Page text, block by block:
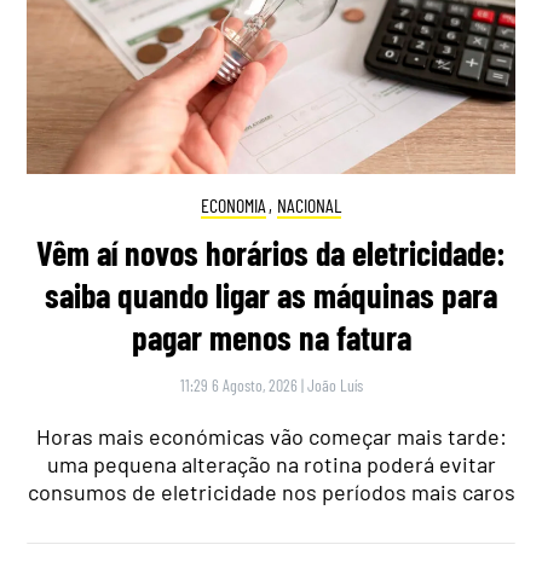
ECONOMIA , NACIONAL
Vêm aí novos horários da eletricidade:
saiba quando ligar as máquinas para
pagar menos na fatura
11:29 6 Agosto, 2026 |João Luís
Horas mais económicas vão começar mais tarde:
uma pequena alteração na rotina poderá evitar
consumos de eletricidade nos períodos mais caros